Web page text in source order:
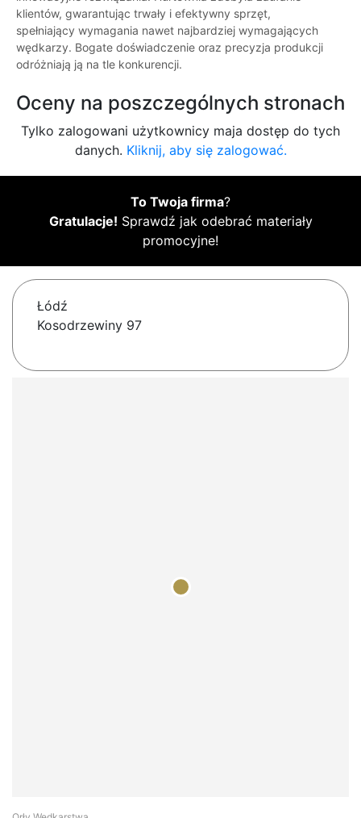
klientów, gwarantując trwały i efektywny sprzęt,
spełniający wymagania nawet najbardziej wymagających
wędkarzy. Bogate doświadczenie oraz precyzja produkcji
odróżniają ją na tle konkurencji.
Oceny na poszczególnych stronach
Tylko zalogowani użytkownicy maja dostęp do tych
danych. Kliknij, aby się zalogować.
To Twoja firma?
Gratulacje! Sprawdź jak odebrać materiały
promocyjne!
Łódź
Kosodrzewiny 97